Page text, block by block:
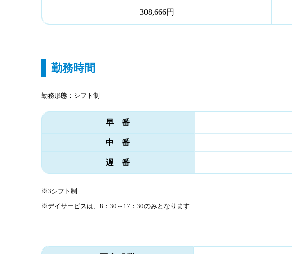
308,666円
勤務時間
勤務形態：シフト制
早 番
中 番
遅 番
※3シフト制
※デイサービスは、8：30～17：30のみとなります